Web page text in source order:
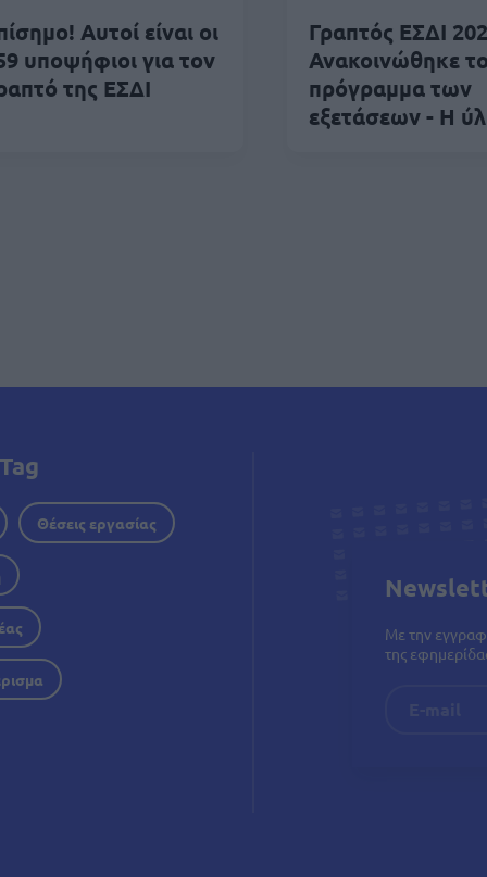
Αυτοί είναι οι
υποψήφιοι για τον
της ΕΣΔΙ
Γραπτός ΕΣΔΙ
Ανακοινώθηκε το
πρόγραμμα των
εξετάσεων - Η
Θέσεις εργασίας
Με την
της